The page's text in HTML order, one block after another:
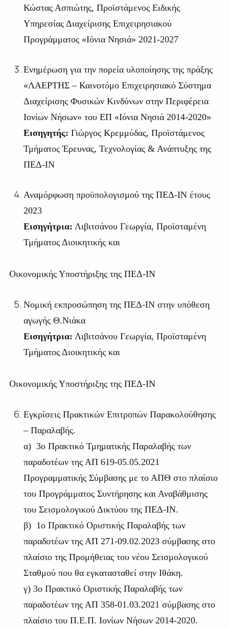
Κώστας Ασπιώτης, Προϊστάμενος Ειδικής
Υπηρεσίας Διαχείρισης Επιχειρησιακού
Προγράμματος «Ιόνια Νησιά» 2021-2027
Ενημέρωση για την πορεία υλοποίησης της πράξης
«ΛΑΕΡΤΗΣ – Καινοτόμο Επιχειρησιακό Σύστημα
Διαχείρισης Φυσικών Κινδύνων στην Περιφέρεια
Ιονίων Νήσων» του ΕΠ «Ιόνια Νησιά 2014-2020»
Εισηγητής: Γιώργος Κρεμμύδας, Προϊστάμενος
Τμήματος Έρευνας, Τεχνολογίας & Ανάπτυξης της
ΠΕΔ-ΙΝ
Αναμόρφωση προϋπολογισμού της ΠΕΔ-ΙΝ έτους
2023
Εισηγήτρια: Λιβιτσάνου Γεωργία, Προϊσταμένη
Τμήματος Διοικητικής και
Οικονομικής Υποστήριξης της ΠΕΔ-ΙΝ
Νομική εκπροσώπηση της ΠΕΔ-ΙΝ στην υπόθεση
αγωγής Θ.Νιάκα
Εισηγήτρια: Λιβιτσάνου Γεωργία, Προϊσταμένη
Τμήματος Διοικητικής και
Οικονομικής Υποστήριξης της ΠΕΔ-ΙΝ
Εγκρίσεις Πρακτικών Επιτροπών Παρακολούθησης
– Παραλαβής.
α) 3ο Πρακτικό Τμηματικής Παραλαβής των
παραδοτέων της ΑΠ 619-05.05.2021
Προγραμματικής Σύμβασης με το ΑΠΘ στο πλαίσιο
του Προγράμματος Συντήρησης και Αναβάθμισης
του Σεισμολογικού Δικτύου της ΠΕΔ-ΙΝ.
β) 1ο Πρακτικό Οριστικής Παραλαβής των
παραδοτέων της ΑΠ 271-09.02.2023 σύμβασης στο
πλαίσιο της Προμήθειας του νέου Σεισμολογικού
Σταθμού που θα εγκατασταθεί στην Ιθάκη.
γ) 3ο Πρακτικό Οριστικής Παραλαβής των
παραδοτέων της ΑΠ 358-01.03.2021 σύμβασης στο
πλαίσιο του Π.Ε.Π. Ιονίων Νήσων 2014-2020.